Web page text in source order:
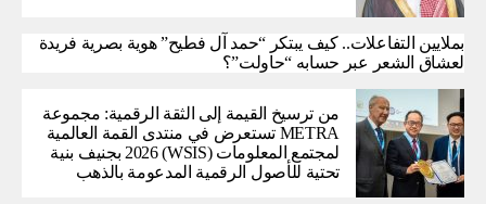
بملايين التفاعلات.. كيف يبتكر “حمد آل فطيح” هوية بصرية فريدة
لعشاق الشعر عبر حسابه “حاولت”؟
من ترسيخ القيمة إلى الثقة الرقمية: مجموعة
METRA تستعرض في منتدى القمة العالمية
لمجتمع المعلومات (WSIS) 2026 بجنيف بنية
تحتية للأصول الرقمية المدعومة بالذهب